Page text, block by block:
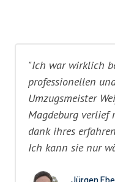
"Ich war wirklich
professionellen
Umzugsmeister
Magdeburg verlief
dank ihres
Ich kann sie nur